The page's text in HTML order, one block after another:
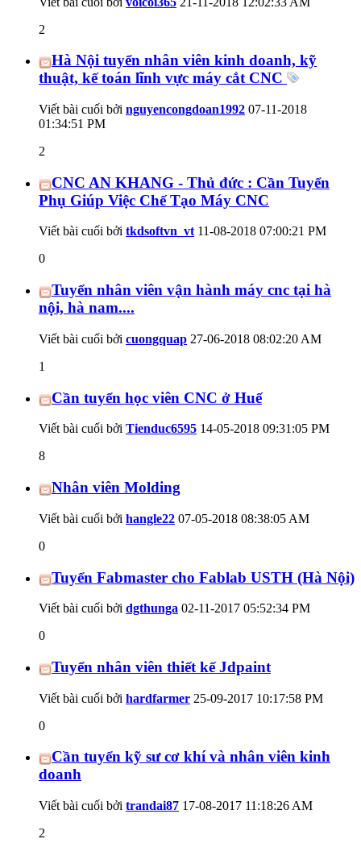
2
Hà Nội tuyển nhân viên kinh doanh, kỹ
thuật, kế toán lĩnh vực máy cắt CNC
Viết bài cuối bởi nguyencongdoan1992 07-11-2018
01:34:51 PM
2
CNC AN KHANG - Thủ đức : Cần Tuyển
Phụ Giúp Việc Chế Tạo Máy CNC
Viết bài cuối bởi tkdsoftvn_vt11-08-2018 07:00:21 PM
0
Tuyển nhân viên vận hành máy cnc tại hà
nội, hà nam....
Viết bài cuối bởi cuongquap 27-06-2018 08:02:20 AM
1
Cần tuyển học viên CNC ở Huế
Viết bài cuối bởi Tienduc6595 14-05-2018 09:31:05 PM
8
Nhân viên Molding
Viết bài cuối bởi hangle22 07-05-2018 08:38:05 AM
0
Tuyển Fabmaster cho Fablab USTH (Hà Nội)
Viết bài cuối bởi dgthunga 02-11-2017 05:52:34 PM
0
Tuyển nhân viên thiết kế Jdpaint
Viết bài cuối bởi hardfarmer 25-09-2017 10:17:58 PM
0
Cần tuyển kỹ sư cơ khí và nhân viên kinh
doanh
Viết bài cuối bởi trandai87 17-08-2017 11:18:26 AM
2